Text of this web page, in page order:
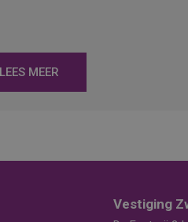
LEES MEER
Vestiging